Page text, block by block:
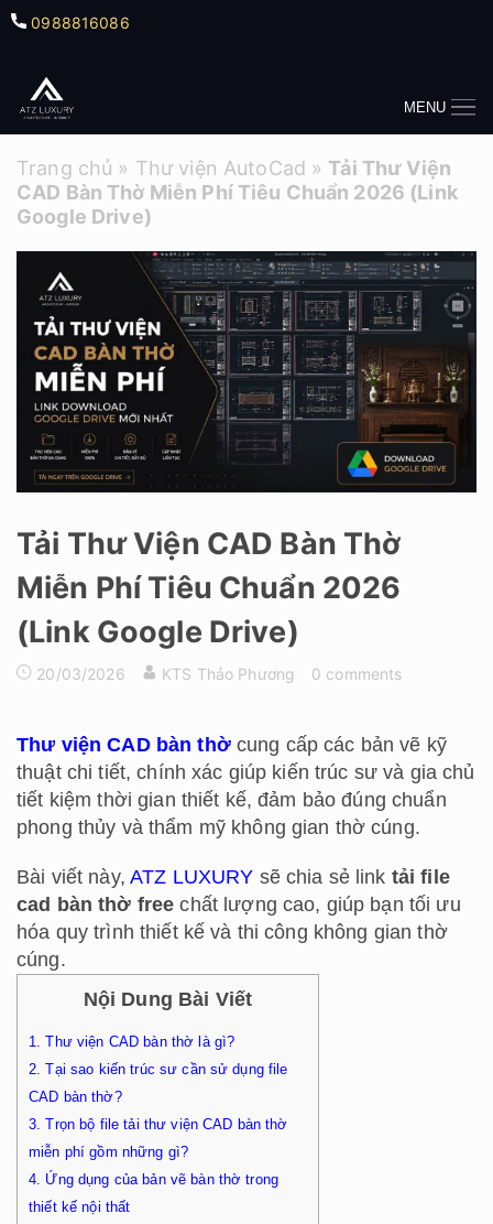
0988816086
MENU
Trang chủ » Thư viện AutoCad » Tải Thư Viện
CAD Bàn Thờ Miễn Phí Tiêu Chuẩn 2026 (Link
Google Drive)
Tải Thư Viện CAD Bàn Thờ
Miễn Phí Tiêu Chuẩn 2026
(Link Google Drive)
20/03/2026 KTS Thảo Phương 0 comments
Thư viện CAD bàn thờcung cấp các bản vẽ kỹ
thuật chi tiết, chính xác giúp kiến trúc sư và gia chủ
tiết kiệm thời gian thiết kế, đảm bảo đúng chuẩn
phong thủy và thẩm mỹ không gian thờ cúng.
Bài viết này, ATZ LUXURY sẽ chia sẻ link tải file
cad bàn thờ free chất lượng cao, giúp bạn tối ưu
hóa quy trình thiết kế và thi công không gian thờ
cúng.
Nội Dung Bài Viết
1. Thư viện CAD bàn thờ là gì?
2. Tại sao kiến trúc sư cần sử dụng file
CAD bàn thờ?
3. Trọn bộ file tải thư viện CAD bàn thờ
miễn phí gồm những gì?
4. Ứng dụng của bản vẽ bàn thờ trong
thiết kế nội thất